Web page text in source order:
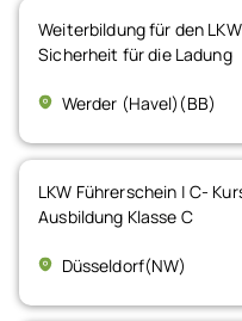
Weiterbildung für den
Sicherheit für die Ladung
Werder (Havel)(BB)
LKW Führerschein | C-
Ausbildung Klasse C
Düsseldorf(NW)